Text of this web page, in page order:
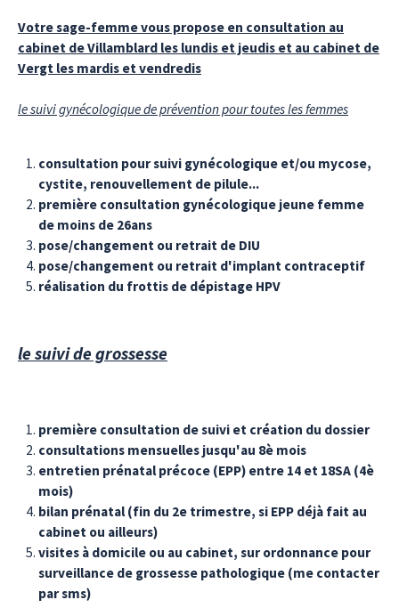
Votre sage-femme vous propose en consultation au
cabinet de Villamblard les lundis et jeudis et au cabinet de
Vergt les mardis et vendredis
le suivi gynécologique de prévention pour toutes les femmes
consultation pour suivi gynécologique et/ou mycose,
cystite, renouvellement de pilule...
première consultation gynécologique jeune femme
de moins de 26ans
pose/changement ou retrait de DIU
pose/changement ou retrait d'implant contraceptif
réalisation du frottis de dépistage HPV
le suivi de grossesse
première consultation de suivi et création du dossier
consultations mensuelles jusqu'au 8è mois
entretien prénatal précoce (EPP) entre 14 et 18SA (4è
mois)
bilan prénatal (fin du 2e trimestre, si EPP déjà fait au
cabinet ou ailleurs)
visites à domicile ou au cabinet, sur ordonnance pour
surveillance de grossesse pathologique (me contacter
par sms)